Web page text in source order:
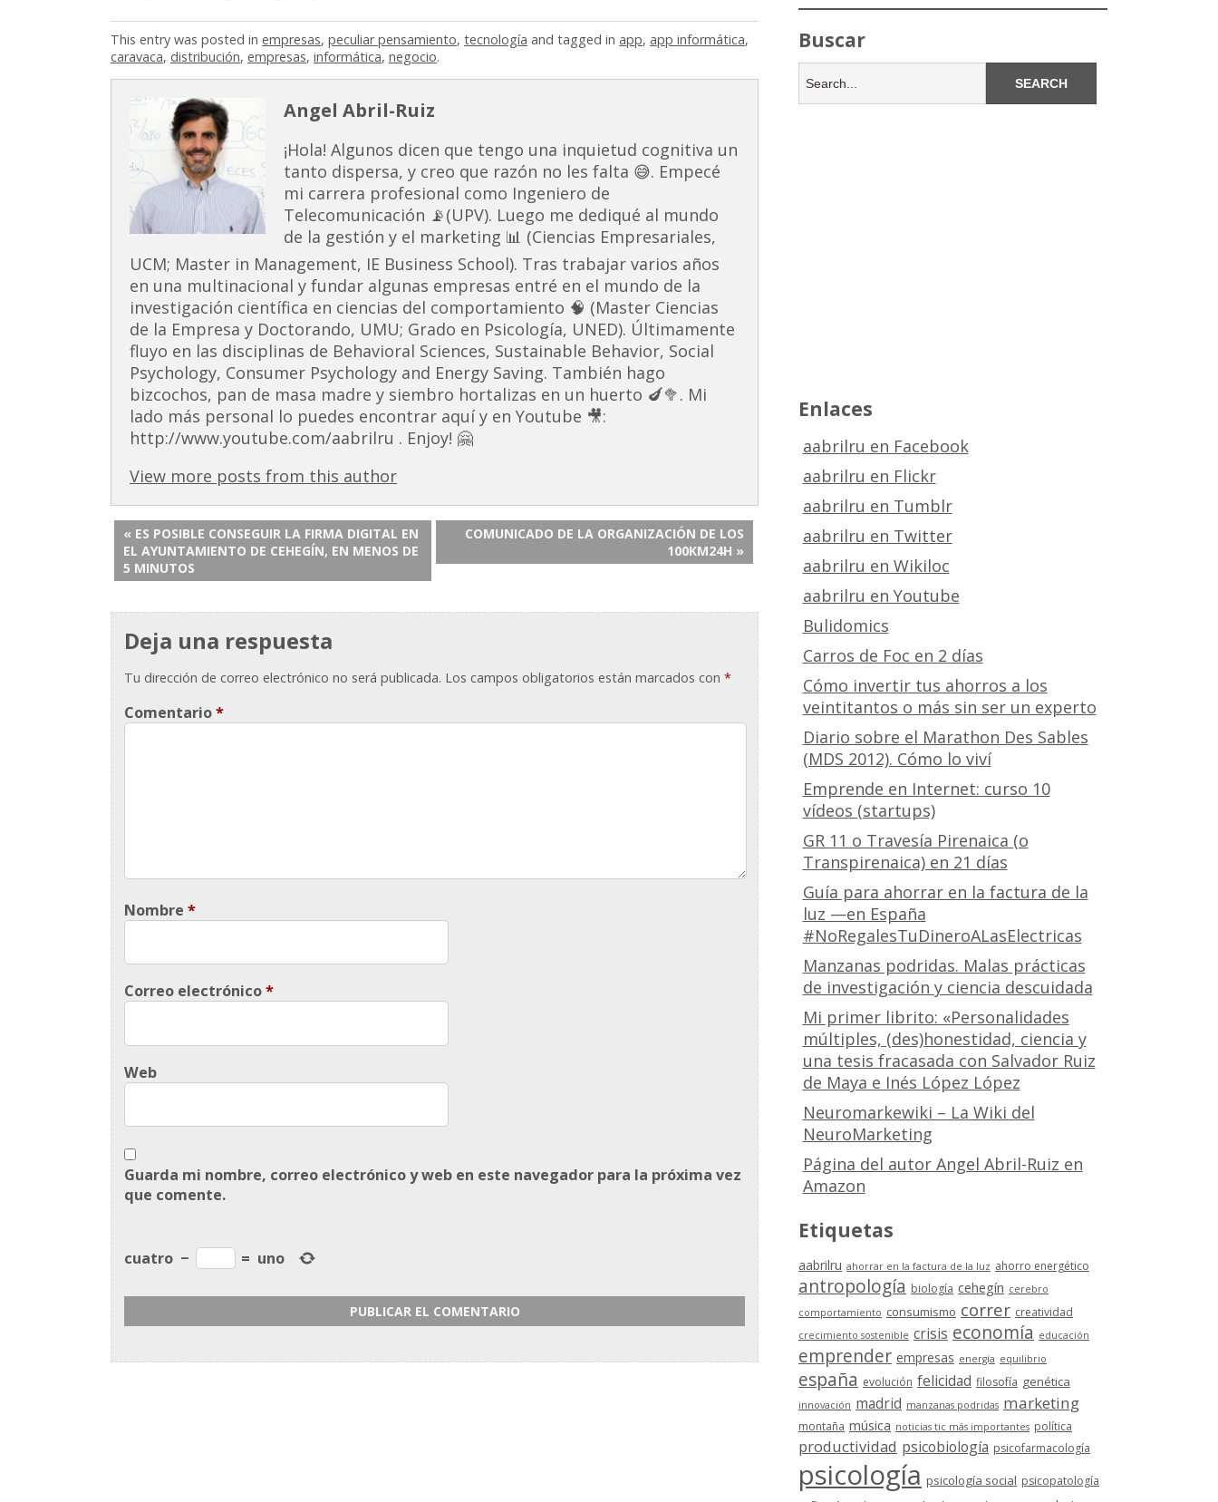
This entry was posted in empresas, peculiar pensamiento, tecnología and tagged in app, app informática,
caravaca, distribución, empresas, informática, negocio.
Angel Abril-Ruiz
¡Hola! Algunos dicen que tengo una inquietud cognitiva un
tanto dispersa, y creo que razón no les falta 😅. Empecé
mi carrera profesional como Ingeniero de
Telecomunicación 📡(UPV). Luego me dediqué al mundo
de la gestión y el marketing 📊 (Ciencias Empresariales,
UCM; Master in Management, IE Business School). Tras trabajar varios años
en una multinacional y fundar algunas empresas entré en el mundo de la
investigación científica en ciencias del comportamiento 🧠 (Master Ciencias
de la Empresa y Doctorando, UMU; Grado en Psicología, UNED). Últimamente
fluyo en las disciplinas de Behavioral Sciences, Sustainable Behavior, Social
Psychology, Consumer Psychology and Energy Saving. También hago
bizcochos, pan de masa madre y siembro hortalizas en un huerto 🍆🥦. Mi
lado más personal lo puedes encontrar aquí y en Youtube 🎥:
http://www.youtube.com/aabrilru . Enjoy! 🤗
View more posts from this author
« ES POSIBLE CONSEGUIR LA FIRMA DIGITAL EN
EL AYUNTAMIENTO DE CEHEGÍN, EN MENOS DE
5 MINUTOS
COMUNICADO DE LA ORGANIZACIÓN DE LOS
100KM24H »
Deja una respuesta
Tu dirección de correo electrónico no será publicada. Los campos obligatorios están marcados con*
Comentario*
Nombre*
Correo electrónico*
Web
Guarda mi nombre, correo electrónico y web en este navegador para la próxima vez
que comente.
cuatro − = uno
Buscar
Enlaces
aabrilru en Facebook
aabrilru en Flickr
aabrilru en Tumblr
aabrilru en Twitter
aabrilru en Wikiloc
aabrilru en Youtube
Bulidomics
Carros de Foc en 2 días
Cómo invertir tus ahorros a los
veintitantos o más sin ser un experto
Diario sobre el Marathon Des Sables
(MDS 2012). Cómo lo viví
Emprende en Internet: curso 10
vídeos (startups)
GR 11 o Travesía Pirenaica (o
Transpirenaica) en 21 días
Guía para ahorrar en la factura de la
luz —en España
#NoRegalesTuDineroALasElectricas
Manzanas podridas. Malas prácticas
de investigación y ciencia descuidada
Mi primer librito: «Personalidades
múltiples, (des)honestidad, ciencia y
una tesis fracasada con Salvador Ruiz
de Maya e Inés López López
Neuromarkewiki – La Wiki del
NeuroMarketing
Página del autor Angel Abril-Ruiz en
Amazon
Etiquetas
aabrilru ahorrar en la factura de la luz ahorro energético
antropología biología cehegín cerebro
comportamiento consumismo correr creatividad
crecimiento sostenible crisis economía educación
emprender empresas energía equilibrio
españa evolución felicidad filosofía genética
innovación madrid manzanas podridas marketing
montaña música noticias tic más importantes política
productividad psicobiología psicofarmacología
psicología psicología social psicopatología